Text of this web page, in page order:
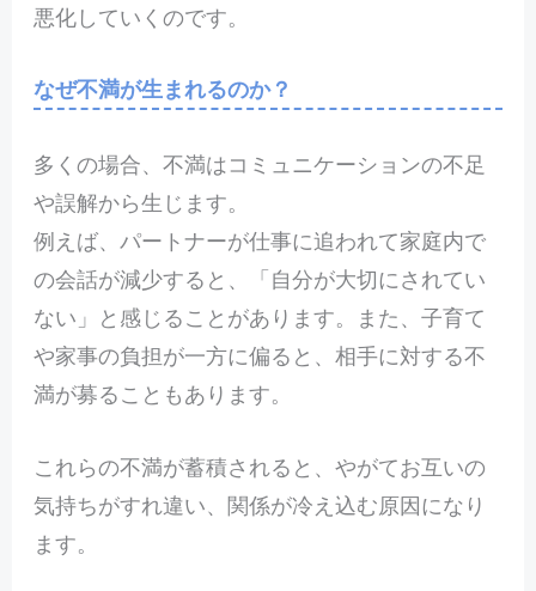
悪化していくのです。
なぜ不満が生まれるのか？
多くの場合、不満はコミュニケーションの不足
や誤解から生じます。
例えば、パートナーが仕事に追われて家庭内で
の会話が減少すると、「自分が大切にされてい
ない」と感じることがあります。また、子育て
や家事の負担が一方に偏ると、相手に対する不
満が募ることもあります。
これらの不満が蓄積されると、やがてお互いの
気持ちがすれ違い、関係が冷え込む原因になり
ます。